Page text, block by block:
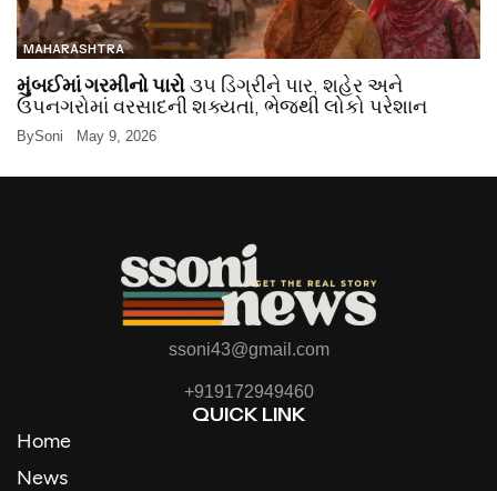
MAHARASHTRA
મુંબઈમાં ગરમીનો પારો૩૫ ડિગ્રીને પાર, શહેર અને
ઉપનગરોમાં વરસાદની શક્યતા, ભેજથી લોકો પરેશાન
BySoni May 9, 2026
ssoni43@gmail.com
+919172949460
QUICK LINK
Home
News